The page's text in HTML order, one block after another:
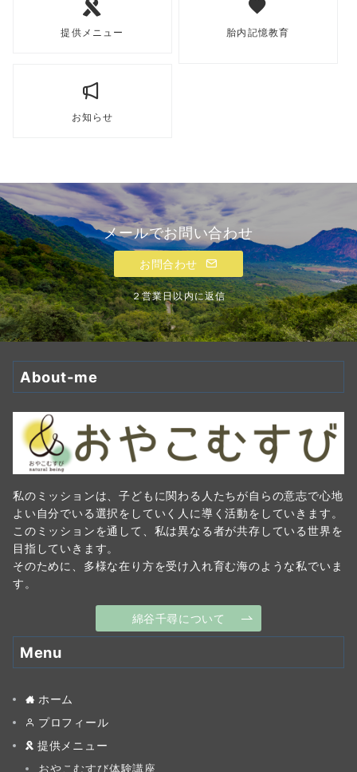
提供メニュー 胎内記憶教育
お知らせ
メールでお問い合わせ
お問合わせ
２営業日以内に返信
About-me
私のミッションは、子どもに関わる人たちが自らの意志で心地
よい自分でいる選択をしていく人に導く活動をしていきます。
このミッションを通して、私は異なる者が共存している世界を
目指していきます。
そのために、多様な在り方を受け入れ育む海のような私でいま
す。
綿谷千尋について
Menu
ホーム
プロフィール
提供メニュー
おやこむすび体験講座